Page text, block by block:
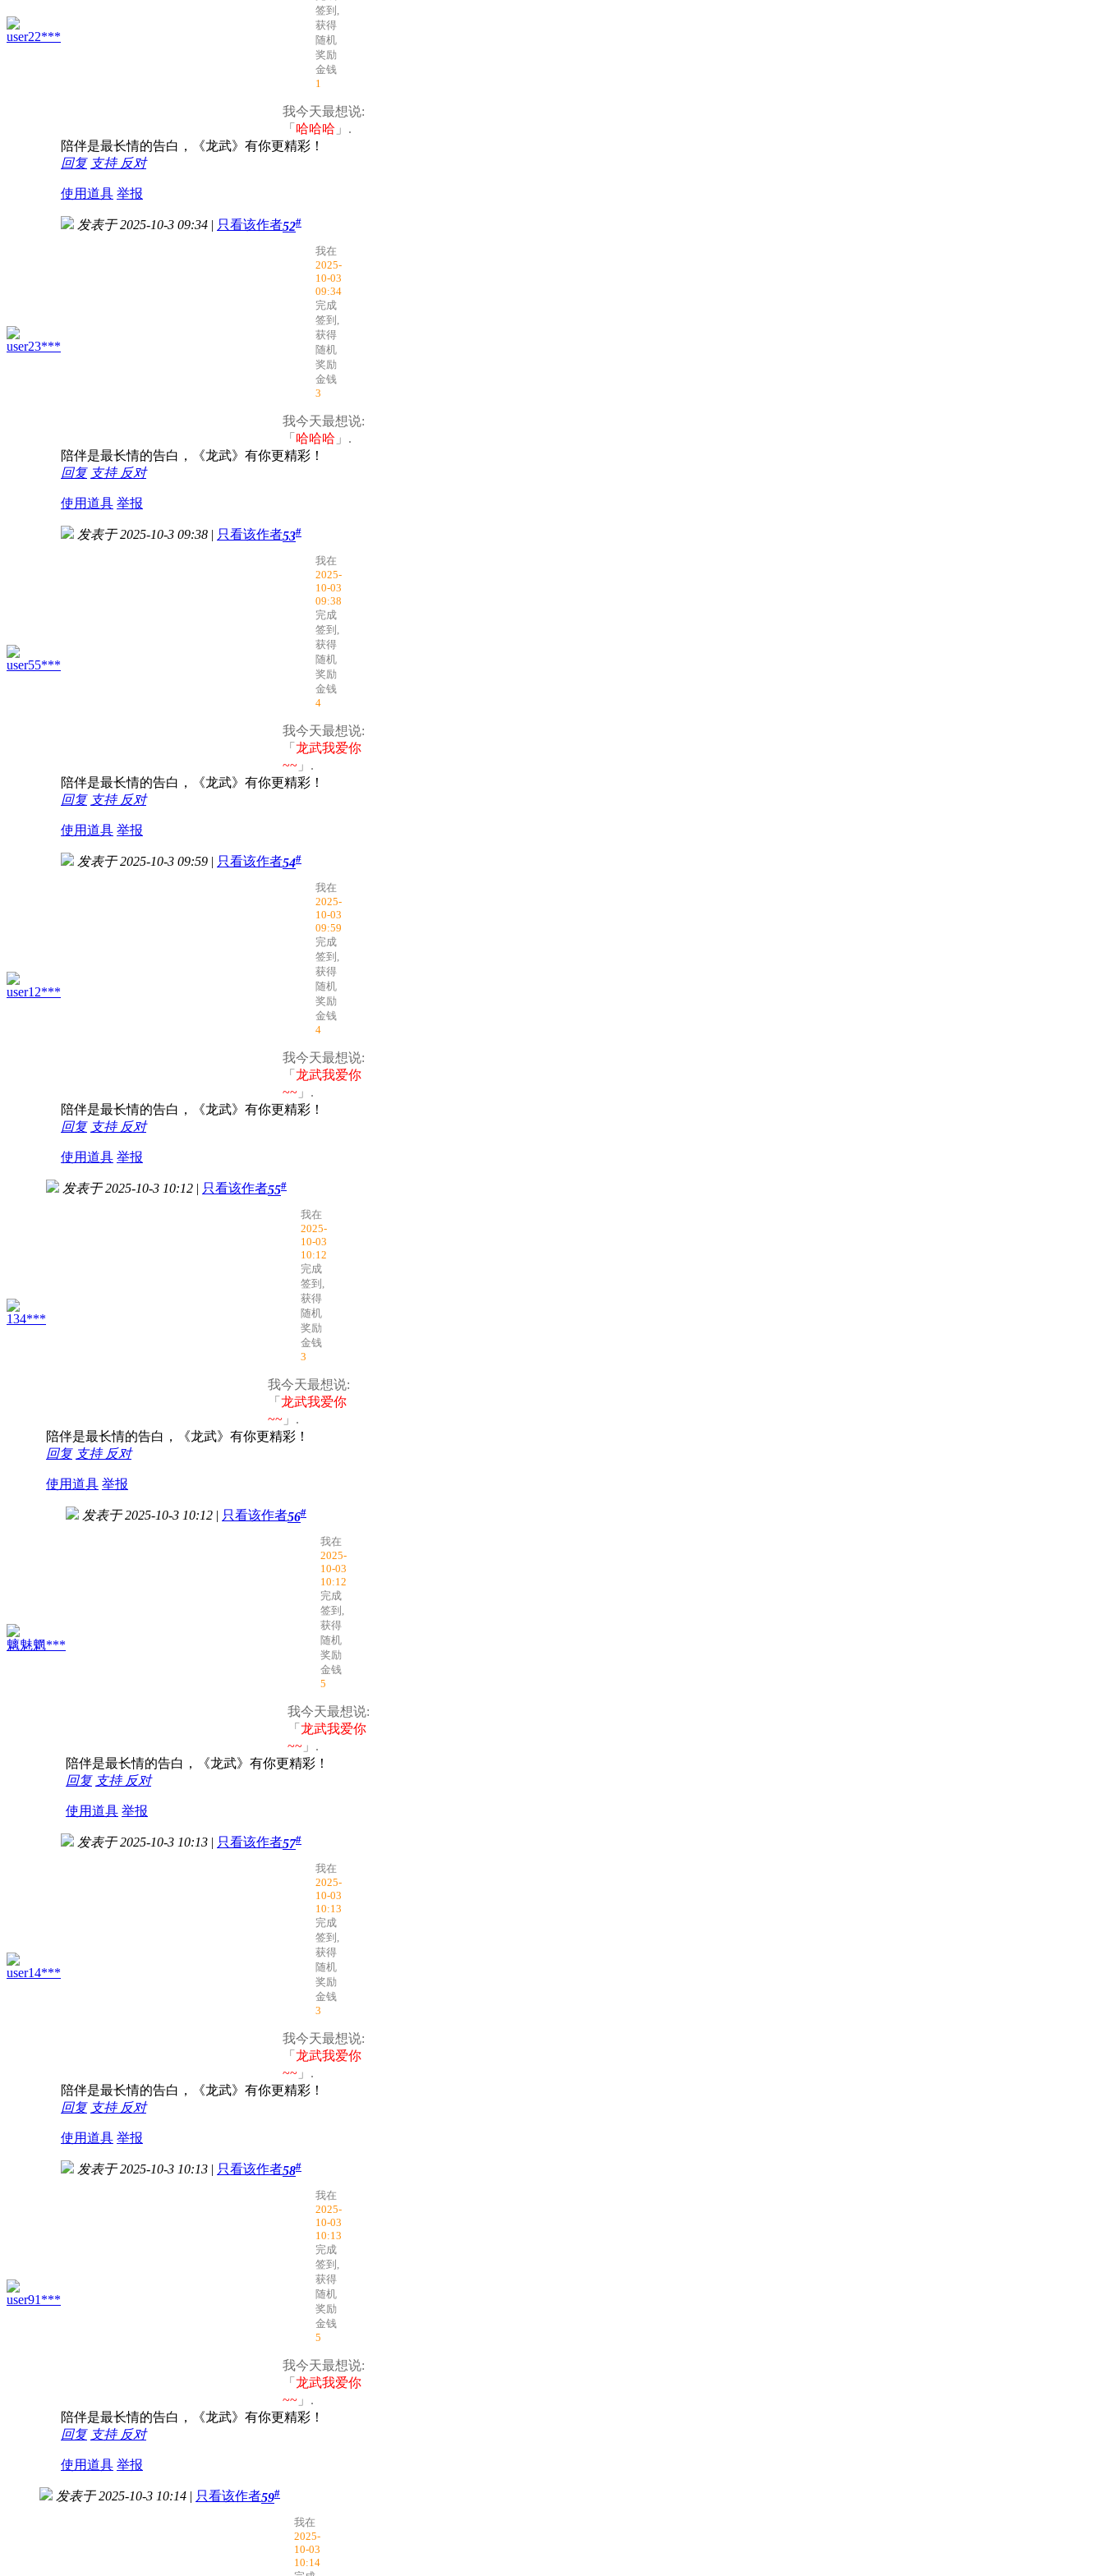
user22***
签到,
获得
随机
奖励
金钱
1
我今天最想说:
「 哈哈哈 」.
陪伴是最长情的告白，《龙武》有你更精彩！
回复 支持 反对
使用道具 举报
user23***
发表于 2025-10-3 09:34 | 只看该作者52#
我在
2025-
10-03
09:34
完成
签到,
获得
随机
奖励
金钱
3
我今天最想说:
「 哈哈哈 」.
陪伴是最长情的告白，《龙武》有你更精彩！
回复 支持 反对
使用道具 举报
user55***
发表于 2025-10-3 09:38 | 只看该作者53#
我在
2025-
10-03
09:38
完成
签到,
获得
随机
奖励
金钱
4
我今天最想说:
「 龙武我爱你
~~ 」.
陪伴是最长情的告白，《龙武》有你更精彩！
回复 支持 反对
使用道具 举报
user12***
发表于 2025-10-3 09:59 | 只看该作者54#
我在
2025-
10-03
09:59
完成
签到,
获得
随机
奖励
金钱
4
我今天最想说:
「 龙武我爱你
~~ 」.
陪伴是最长情的告白，《龙武》有你更精彩！
回复 支持 反对
使用道具 举报
134***
发表于 2025-10-3 10:12 | 只看该作者55#
我在
2025-
10-03
10:12
完成
签到,
获得
随机
奖励
金钱
3
我今天最想说:
「 龙武我爱你
~~ 」.
陪伴是最长情的告白，《龙武》有你更精彩！
回复 支持 反对
使用道具 举报
魑魅魍***
发表于 2025-10-3 10:12 | 只看该作者56#
我在
2025-
10-03
10:12
完成
签到,
获得
随机
奖励
金钱
5
我今天最想说:
「 龙武我爱你
~~ 」.
陪伴是最长情的告白，《龙武》有你更精彩！
回复 支持 反对
使用道具 举报
user14***
发表于 2025-10-3 10:13 | 只看该作者57#
我在
2025-
10-03
10:13
完成
签到,
获得
随机
奖励
金钱
3
我今天最想说:
「 龙武我爱你
~~ 」.
陪伴是最长情的告白，《龙武》有你更精彩！
回复 支持 反对
使用道具 举报
user91***
发表于 2025-10-3 10:13 | 只看该作者58#
我在
2025-
10-03
10:13
完成
签到,
获得
随机
奖励
金钱
5
我今天最想说:
「 龙武我爱你
~~ 」.
陪伴是最长情的告白，《龙武》有你更精彩！
回复 支持 反对
使用道具 举报
发表于 2025-10-3 10:14 | 只看该作者59#
我在
2025-
10-03
10:14